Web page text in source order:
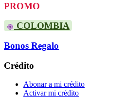
PROMO
COLOMBIA
Bonos Regalo
Crédito
Abonar a mi crédito
Activar mi crédito